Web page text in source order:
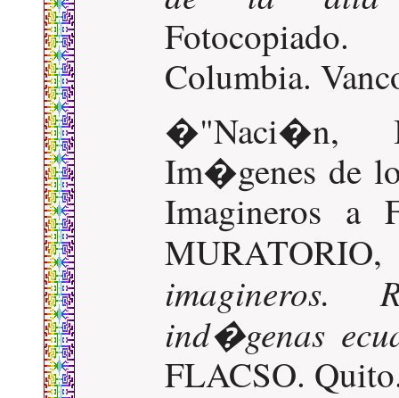
Columbia.
�"Naci�n,
Im�genes de
Imagineros a
imagineros.
ind�genas
FLACSO.